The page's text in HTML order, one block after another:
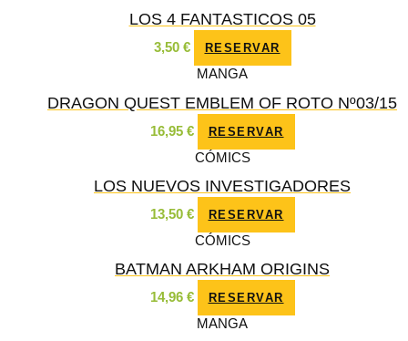
LOS 4 FANTASTICOS 05
3,50 € RESERVAR
MANGA
DRAGON QUEST EMBLEM OF ROTO Nº03/15
16,95 € RESERVAR
CÓMICS
LOS NUEVOS INVESTIGADORES
13,50 € RESERVAR
CÓMICS
BATMAN ARKHAM ORIGINS
14,96 € RESERVAR
MANGA